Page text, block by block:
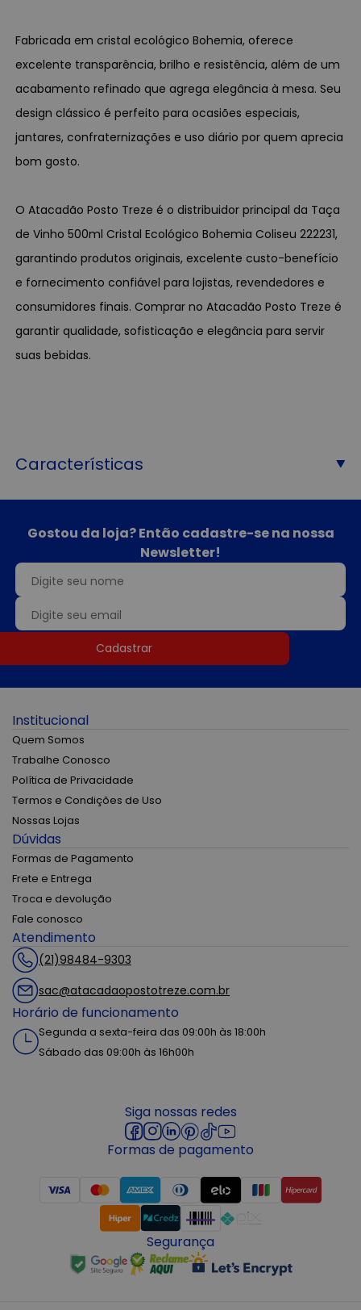
Fabricada em cristal ecológico Bohemia, oferece
excelente transparência, brilho e resistência, além de um
acabamento refinado que agrega elegância à mesa. Seu
design clássico é perfeito para ocasiões especiais,
jantares, confraternizações e uso diário por quem aprecia
bom gosto.
O Atacadão Posto Treze é o distribuidor principal da Taça
de Vinho 500ml Cristal Ecológico Bohemia Coliseu 222231,
garantindo produtos originais, excelente custo-benefício
e fornecimento confiável para lojistas, revendedores e
consumidores finais. Comprar no Atacadão Posto Treze é
garantir qualidade, sofisticação e elegância para servir
suas bebidas.
Características
Gostou da loja? Então cadastre-se na nossa
Newsletter!
Cadastrar
Institucional
Quem Somos
Trabalhe Conosco
Política de Privacidade
Termos e Condições de Uso
Nossas Lojas
Dúvidas
Formas de Pagamento
Frete e Entrega
Troca e devolução
Fale conosco
Atendimento
(21)98484-9303
sac@atacadaopostotreze.com.br
Horário de funcionamento
Segunda a sexta-feira das 09:00h às 18:00h
Sábado das 09:00h às 16h00h
Siga nossas redes
Formas de pagamento
Segurança